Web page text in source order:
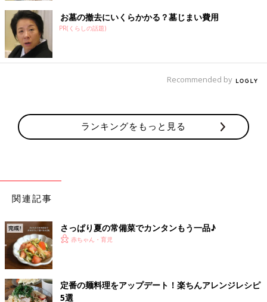
わずに
出典：Instagramアカウント「waju*」
上の画像のように、彩りのきれいなサラダを作ったwaju＊さ
お墓の撤去にいくらかかる？墓じまい費用
PR(くらしの話題)
Recommended by
ランキングをもっと見る
関連記事
さっぱり夏の常備菜でカンタンもう一品♪
赤ちゃん・育児
定番の麺料理をアップデート！楽ちんアレンジレシピ
5選